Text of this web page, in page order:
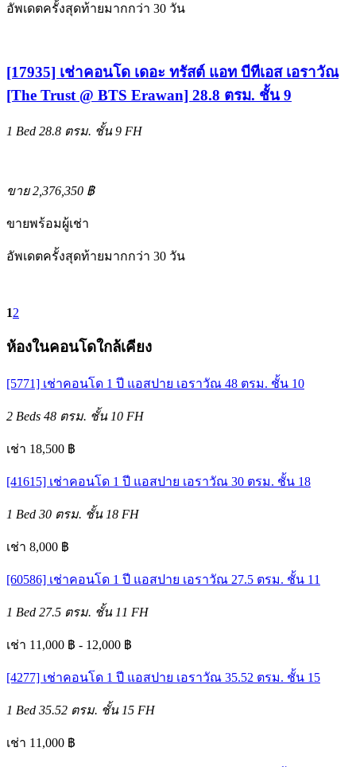
อัพเดตครั้งสุดท้ายมากกว่า 30 วัน
[17935] เช่าคอนโด เดอะ ทรัสต์ แอท บีทีเอส เอราวัณ
[The Trust @ BTS Erawan] 28.8 ตรม. ชั้น 9
1 Bed 28.8 ตรม. ชั้น 9 FH
ขาย 2,376,350 ฿
ขายพร้อมผู้เช่า
อัพเดตครั้งสุดท้ายมากกว่า 30 วัน
12
ห้องในคอนโดใกล้เคียง
[5771] เช่าคอนโด 1 ปี แอสปาย เอราวัณ 48 ตรม. ชั้น 10
2 Beds 48 ตรม. ชั้น 10 FH
เช่า 18,500 ฿
[41615] เช่าคอนโด 1 ปี แอสปาย เอราวัณ 30 ตรม. ชั้น 18
1 Bed 30 ตรม. ชั้น 18 FH
เช่า 8,000 ฿
[60586] เช่าคอนโด 1 ปี แอสปาย เอราวัณ 27.5 ตรม. ชั้น 11
1 Bed 27.5 ตรม. ชั้น 11 FH
เช่า 11,000 ฿ - 12,000 ฿
[4277] เช่าคอนโด 1 ปี แอสปาย เอราวัณ 35.52 ตรม. ชั้น 15
1 Bed 35.52 ตรม. ชั้น 15 FH
เช่า 11,000 ฿